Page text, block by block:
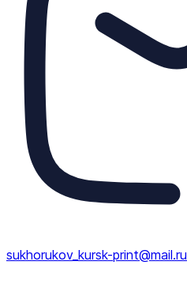
sukhorukov_kursk-print@mail.ru